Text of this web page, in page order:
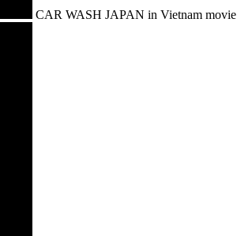
CAR WASH JAPAN in Vietnam movie